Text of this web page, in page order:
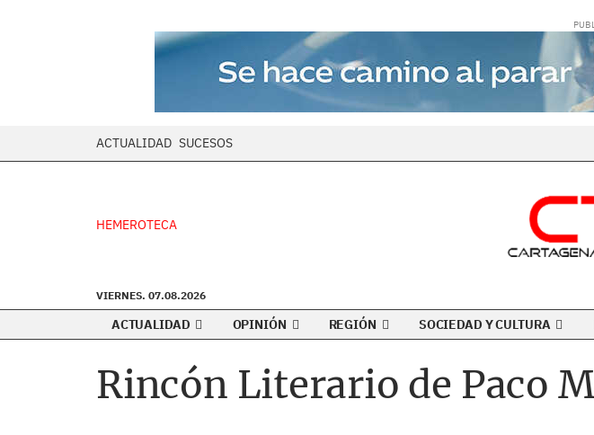
ACTUALIDAD SUCESOS
HEMEROTECA
VIERNES. 07.08.2026
ACTUALIDAD OPINIÓN REGIÓN SOCIEDAD Y CULTURA
Rincón Literario de Paco